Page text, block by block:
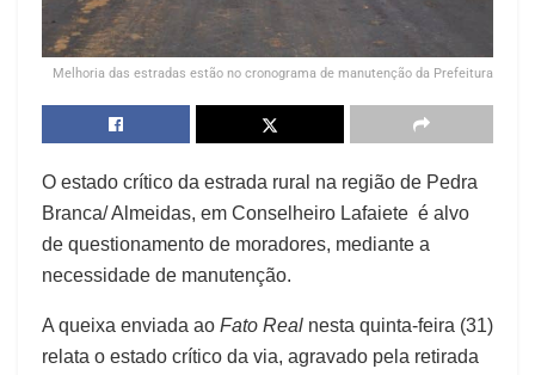
Melhoria das estradas estão no cronograma de manutenção da Prefeitura
O estado crítico da estrada rural na região de Pedra
Branca/ Almeidas, em Conselheiro Lafaiete é alvo
de questionamento de moradores, mediante a
necessidade de manutenção.
A queixa enviada ao Fato Real nesta quinta-feira (31)
relata o estado crítico da via, agravado pela retirada